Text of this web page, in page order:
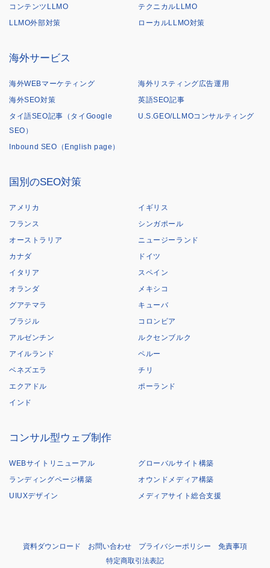
コンテンツLLMO
テクニカルLLMO
LLMO外部対策
ローカルLLMO対策
海外サービス
海外WEBマーケティング
海外リスティング広告運用
海外SEO対策
英語SEO記事
タイ語SEO記事（タイGoogle
SEO）
U.S.GEO/LLMOコンサルティング
Inbound SEO（English page）
国別のSEO対策
アメリカ
イギリス
フランス
シンガポール
オーストラリア
ニュージーランド
カナダ
ドイツ
イタリア
スペイン
オランダ
メキシコ
グアテマラ
キューバ
ブラジル
コロンビア
アルゼンチン
ルクセンブルク
アイルランド
ペルー
ベネズエラ
チリ
エクアドル
ポーランド
インド
コンサル型ウェブ制作
WEBサイトリニューアル
グローバルサイト構築
ランディングページ構築
オウンドメディア構築
UIUXデザイン
メディアサイト総合支援
資料ダウンロード お問い合わせ プライバシーポリシー
免責事項
特定商取引法表記